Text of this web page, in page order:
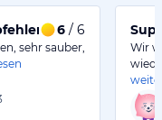
Top!!!
6 / 6
sehr sauber,
Wir